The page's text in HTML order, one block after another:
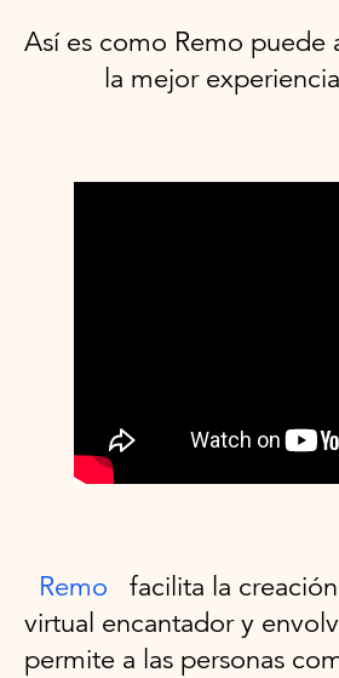
Así es como Remo puede
la mejor
Remo
facilita la
virtual encantador y
permite a las personas